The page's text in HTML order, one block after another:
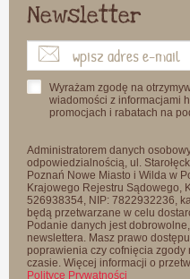
Newsletter
Wyrażam zgodę na
wiadomości z informacjami
promocjach i rabatach na
Administratorem danych
odpowiedzialnością, ul.
Poznań Nowe Miasto i Wilda w
Krajowego Rejestru Sądowego,
526938354, NIP: 7822932236,
będą przetwarzane w celu
Podanie danych jest
newslettera. Masz prawo
poprawienia czy cofnięcia
czasie. Więcej informacji o
Polityce Prywatności